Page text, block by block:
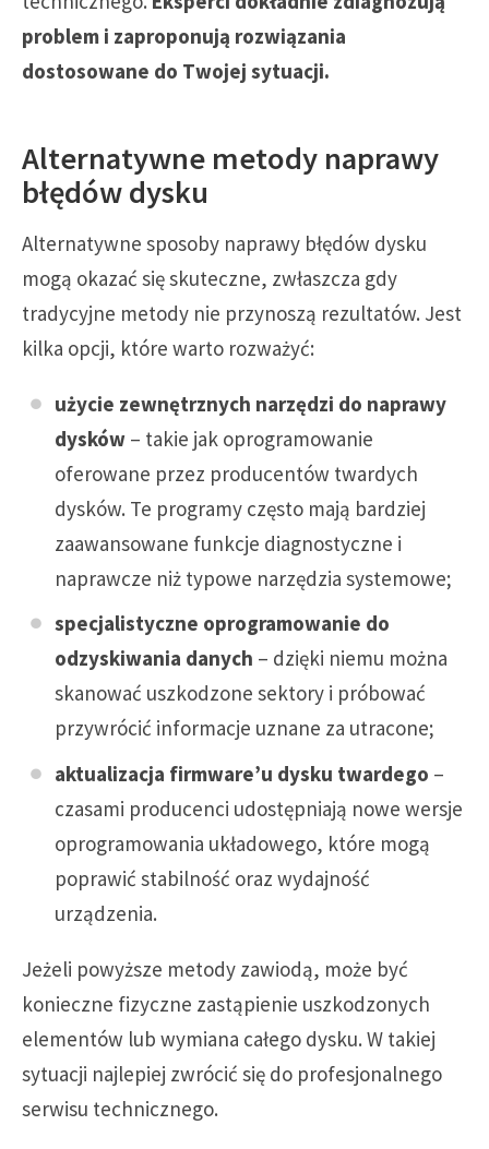
problem i zaproponują rozwiązania
dostosowane do Twojej sytuacji.
Alternatywne metody naprawy
błędów dysku
Alternatywne sposoby naprawy błędów dysku
mogą okazać się skuteczne, zwłaszcza gdy
tradycyjne metody nie przynoszą rezultatów. Jest
kilka opcji, które warto rozważyć:
użycie zewnętrznych narzędzi do naprawy
dysków – takie jak oprogramowanie
oferowane przez producentów twardych
dysków. Te programy często mają bardziej
zaawansowane funkcje diagnostyczne i
naprawcze niż typowe narzędzia systemowe;
specjalistyczne oprogramowanie do
odzyskiwania danych – dzięki niemu można
skanować uszkodzone sektory i próbować
przywrócić informacje uznane za utracone;
aktualizacja firmware’u dysku twardego –
czasami producenci udostępniają nowe wersje
oprogramowania układowego, które mogą
poprawić stabilność oraz wydajność
urządzenia.
Jeżeli powyższe metody zawiodą, może być
konieczne fizyczne zastąpienie uszkodzonych
elementów lub wymiana całego dysku. W takiej
sytuacji najlepiej zwrócić się do profesjonalnego
serwisu technicznego.